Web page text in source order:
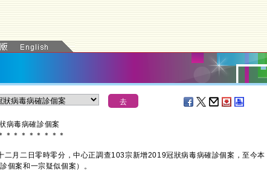
病毒病確診個案
＊ ＊ ＊ ＊ ＊ ＊ ＊ ＊
月二日零時零分，中心正調查103宗新增2019冠狀病毒病確診個案，至今本
個案和一宗疑似個案）。